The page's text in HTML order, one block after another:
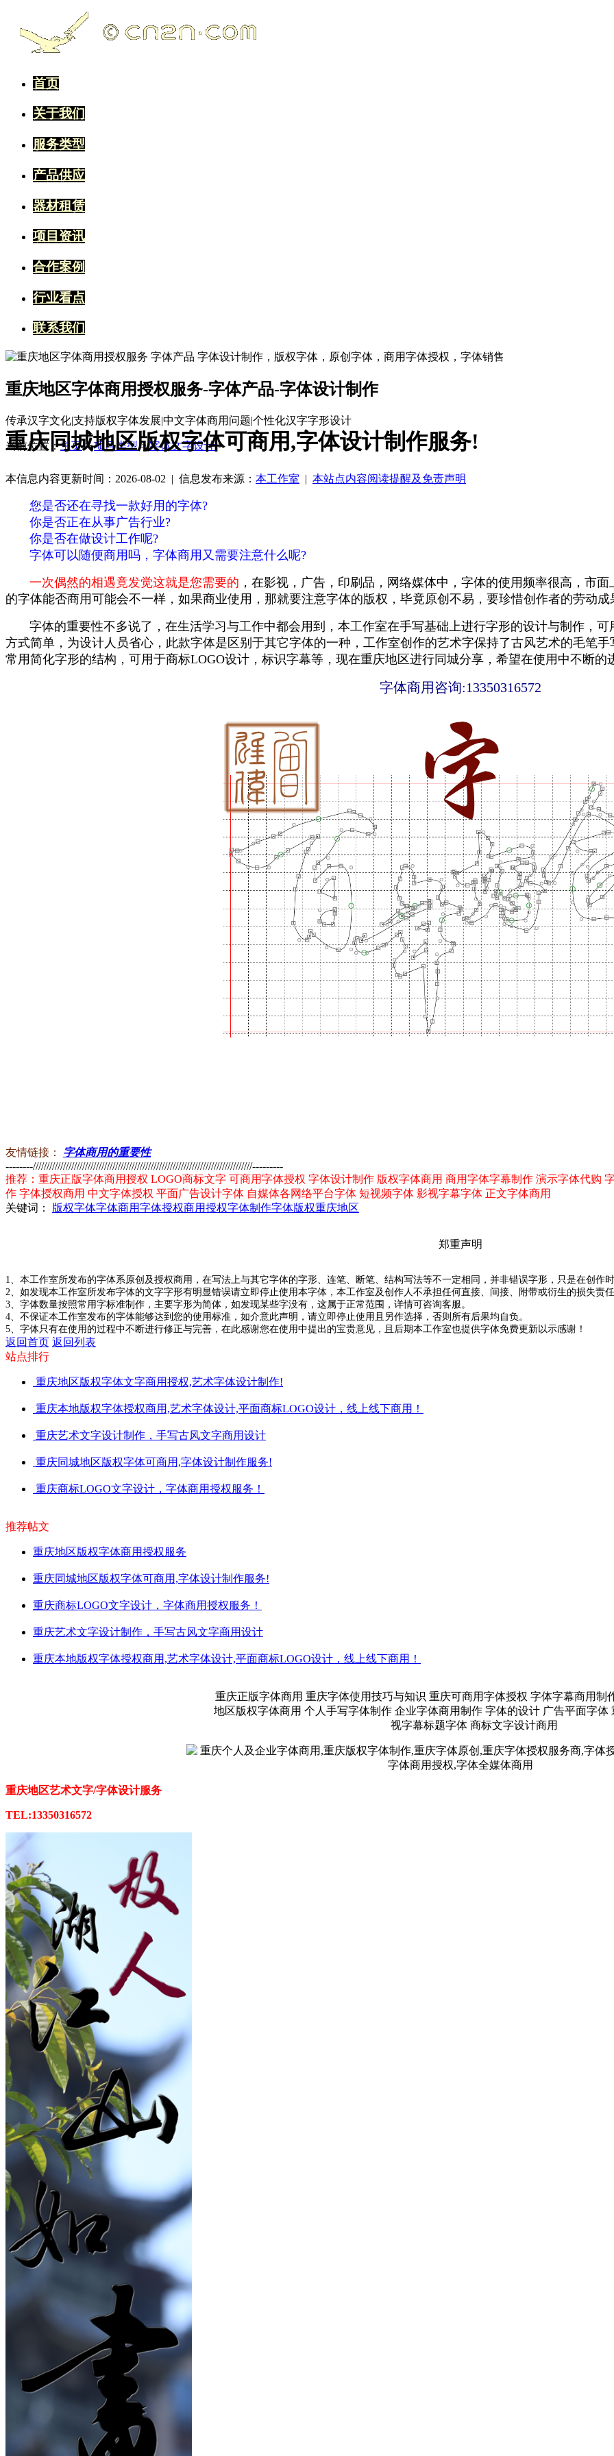
首页
关于我们
服务类型
产品供应
器材租赁
项目资讯
合作案例
行业看点
联系我们
重庆地区字体商用授权服务-字体产品-字体设计制作
传承汉字文化|支持版权字体发展|中文字体商用问题|个性化汉字字形设计
当前位置：主页>项目类型>字体文字设计>
重庆同城地区版权字体可商用,字体设计制作服务!
本信息内容更新时间：2026-08-02 | 信息发布来源： 本工作室 | 本站点内容阅读提醒及免责声明
您是否还在寻找一款好用的字体?
你是否正在从事广告行业?
你是否在做设计工作呢?
字体可以随便商用吗，字体商用又需要注意什么呢?
一次偶然的相遇竟发觉这就是您需要的 ，在影视，广告，印刷品，网络媒体中，字体的使用频率很高，市
的字体能否商用可能会不一样，如果商业使用，那就要注意字体的版权，毕竟原创不易，要珍惜创作者的劳动成
字体的重要性不多说了，在生活学习与工作中都会用到，本工作室在手写基础上进行字形的设计与制作，可
方式简单，为设计人员省心，此款字体是区别于其它字体的一种，工作室创作的艺术字保持了古风艺术的毛笔
常用简化字形的结构，可用于商标LOGO设计，标识字幕等，现在重庆地区进行同城分享，希望在使用中不断的
字体商用咨询:13350316572
友情链接：
字体商用的重要性
--------////////////////////////////////////////////////////////////////////////////////---------
推荐：重庆正版字体商用授权 LOGO商标文字 可商用字体授权 字体设计制作 版权字体商用 商用字体字幕制作 演示字体代购
作 字体授权商用 中文字体授权 平面广告设计字体 自媒体各网络平台字体 短视频字体 影视字幕字体 正文字体商用
关键词：
版权字体字体商用字体授权商用授权字体制作字体版权重庆地区
郑重声明
1、本工作室所发布的字体系原创及授权商用，在写法上与其它字体的字形、连笔、断笔、结构写法等不一定相同，并非错误字形，只是在创作时
2、如发现本工作室所发布字体的文字字形有明显错误请立即停止使用本字体，本工作室及创作人不承担任何直接、间接、附带或衍生的损失责任
3、字体数量按照常用字标准制作，主要字形为简体，如发现某些字没有，这属于正常范围，详情可咨询客服。
4、不保证本工作室发布的字体能够达到您的使用标准，如介意此声明，请立即停止使用且另作选择，否则所有后果均自负。
5、字体只有在使用的过程中不断进行修正与完善，在此感谢您在使用中提出的宝贵意见，且后期本工作室也提供字体免费更新以示感谢！
返回首页 返回列表
站点排行
重庆地区版权字体文字商用授权,艺术字体设计制作!
重庆本地版权字体授权商用,艺术字体设计,平面商标LOGO设计，线上线下商用！
重庆艺术文字设计制作，手写古风文字商用设计
重庆同城地区版权字体可商用,字体设计制作服务!
重庆商标LOGO文字设计，字体商用授权服务！
推荐帖文
重庆地区版权字体商用授权服务
重庆同城地区版权字体可商用,字体设计制作服务!
重庆商标LOGO文字设计，字体商用授权服务！
重庆艺术文字设计制作，手写古风文字商用设计
重庆本地版权字体授权商用,艺术字体设计,平面商标LOGO设计，线上线下商用！
重庆正版字体商用 重庆字体使用技巧与知识 重庆可商用字体授权 字体字幕商用制
地区版权字体商用 个人手写字体制作 企业字体商用制作 字体的设计 广告平面字体
视字幕标题字体 商标文字设计商用
重庆地区艺术文字/字体设计服务
TEL:13350316572